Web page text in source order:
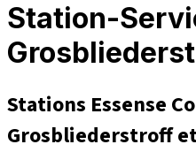
Station-
Stations Essense
Grosbliederstroff